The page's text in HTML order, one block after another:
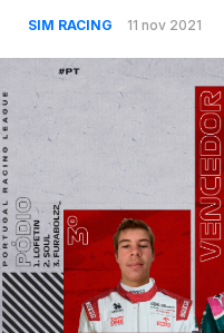
SIM RACING 11 nov 2021